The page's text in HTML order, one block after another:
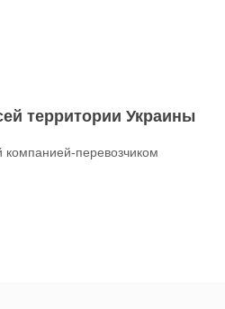
территории Украины
компанией-перевозчиком